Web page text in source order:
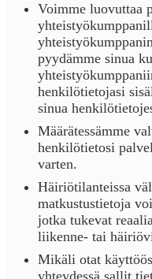
Voimme luovuttaa
pyydämme sinua
henkilötietojasi
sinua
Määrätessämme
henkilötietosi
varten.
Häiriötilanteissa
matkustustietoja
jotka tukevat
liikenne- tai
Mikäli otat